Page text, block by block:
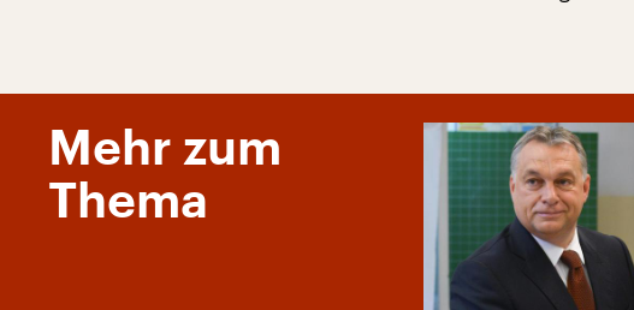
Mehr zum
Thema